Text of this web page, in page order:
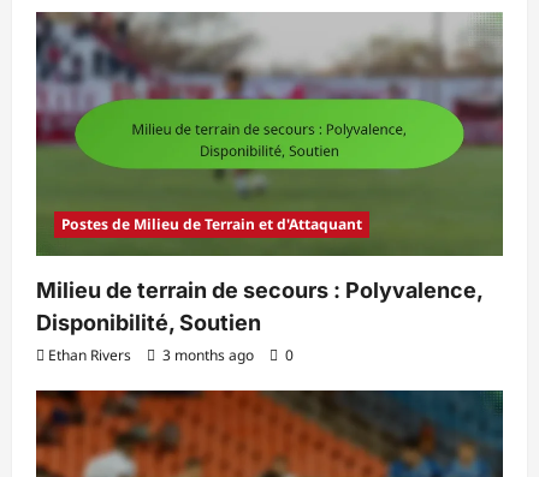
Postes de Milieu de Terrain et d'Attaquant
Milieu de terrain de secours : Polyvalence,
Disponibilité, Soutien
Ethan Rivers 3 months ago 0